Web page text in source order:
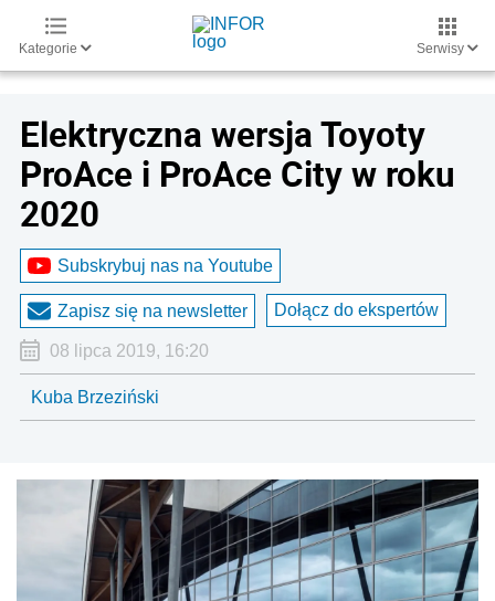
Kategorie Serwisy
Elektryczna wersja Toyoty
ProAce i ProAce City w roku
2020
Subskrybuj nas na Youtube
Zapisz się na newsletter Dołącz do ekspertów
08 lipca 2019, 16:20
Kuba Brzeziński